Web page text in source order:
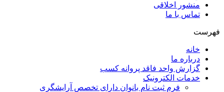
منشور اخلاقی
تماس با ما
فهرست
خانه
درباره ما
گزارش واحد فاقد پروانه کسب
خدمات الکترونیک
فرم ثبت نام بانوان دارای تخصص آرایشگری